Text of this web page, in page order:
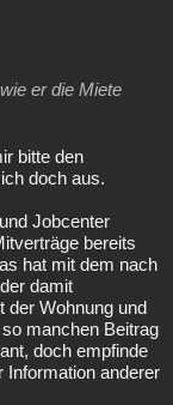
er die Miete
bitte den
doch aus.
Jobcenter
bereits
hat mit dem nach
damit
der Wohnung und
manchen Beitrag
doch empfinde
Information anderer